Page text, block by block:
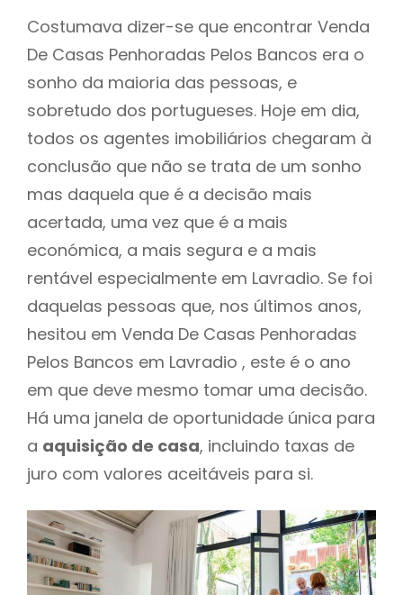
Costumava dizer-se que encontrar Venda
De Casas Penhoradas Pelos Bancos era o
sonho da maioria das pessoas, e
sobretudo dos portugueses. Hoje em dia,
todos os agentes imobiliários chegaram à
conclusão que não se trata de um sonho
mas daquela que é a decisão mais
acertada, uma vez que é a mais
económica, a mais segura e a mais
rentável especialmente em Lavradio. Se foi
daquelas pessoas que, nos últimos anos,
hesitou em Venda De Casas Penhoradas
Pelos Bancos em Lavradio , este é o ano
em que deve mesmo tomar uma decisão.
Há uma janela de oportunidade única para
a aquisição de casa, incluindo taxas de
juro com valores aceitáveis para si.